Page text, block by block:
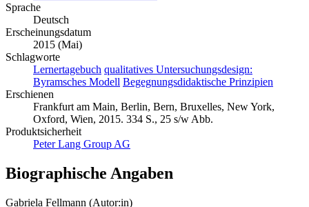
10.3726/978-3-653-05453-8
Sprache
Deutsch
Erscheinungsdatum
2015 (Mai)
Schlagworte
Lernertagebuch qualitatives Untersuchungsdesign:
Byramsches Modell
Erschienen
Frankfurt am Main, Berlin, Bern, Bruxelles, New York,
Oxford, Wien, 2015. 334 S., 25 s/w Abb.
Produktsicherheit
Biographische Angaben